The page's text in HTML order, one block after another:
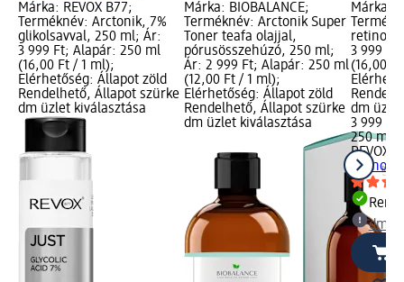
Márka: REVOX B77;
Terméknév: Arctonik, 7%
glikolsavval, 250 ml; Ár:
3 999 Ft; Alapár: 250 ml
(16,00 Ft / 1 ml);
Elérhetőség: Állapot zöld
Rendelhető, Állapot szürke
dm üzlet kiválasztása
Márka: BIOBALANCE;
Terméknév: Arctonik Super
Toner teafa olajjal,
pórusösszehúzó, 250 ml;
Ár: 2 999 Ft; Alapár: 250 ml
(12,00 Ft / 1 ml);
Elérhetőség: Állapot zöld
Rendelhető, Állapot szürke
dm üzlet kiválasztása
Márka:
3 999
(16,00
dm
3 999 Ft
250 ml
REVOX
dm